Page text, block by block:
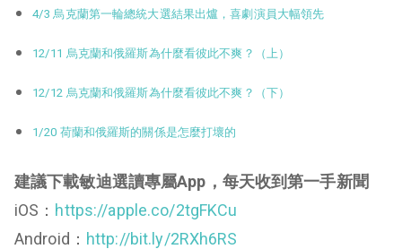
4/3 烏克蘭第一輪總統大選結果出爐，喜劇演員大幅領先
12/11 烏克蘭和俄羅斯為什麼看彼此不爽？（上）
12/12 烏克蘭和俄羅斯為什麼看彼此不爽？（下）
1/20 荷蘭和俄羅斯的關係是怎麼打壞的
建議下載敏迪選讀專屬App，每天收到第一手新聞
iOS： https://apple.co/2tgFKCu
Android： http://bit.ly/2RXh6RS